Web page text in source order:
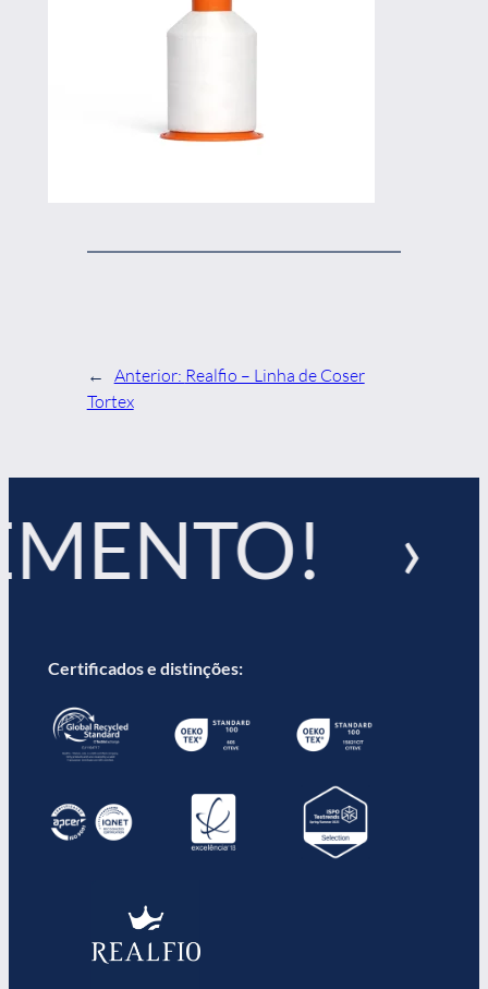
← Anterior: Realfio – Linha de Coser
Tortex
Certificados e distinções: